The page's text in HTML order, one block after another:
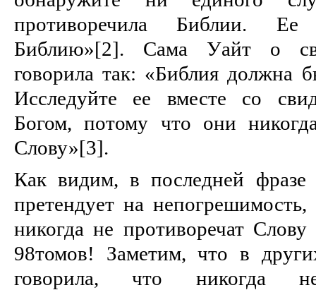
противоречила Библии. Ее
Библию»[2]. Сама Уайт о
говорила так: «Библия должна
Исследуйте ее вместе со
Богом, потому что они
Слову»[3].
Как видим, в последней
претендует на
никогда не противоречат
98томов! Заметим, что в
говорила, что никогда